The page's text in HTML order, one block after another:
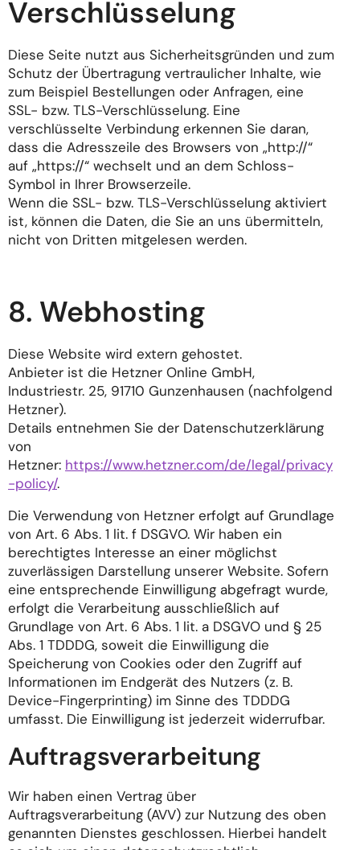
Verschlüsselung
Diese Seite nutzt aus Sicherheitsgründen und zum
Schutz der Übertragung vertraulicher Inhalte, wie
zum Beispiel Bestellungen oder Anfragen, eine
SSL- bzw. TLS-Verschlüsselung. Eine
verschlüsselte Verbindung erkennen Sie daran,
dass die Adresszeile des Browsers von „http://“
auf „https://“ wechselt und an dem Schloss-
Symbol in Ihrer Browserzeile.
Wenn die SSL- bzw. TLS-Verschlüsselung aktiviert
ist, können die Daten, die Sie an uns übermitteln,
nicht von Dritten mitgelesen werden.
8. Webhosting
Diese Website wird extern gehostet.
Anbieter ist die Hetzner Online GmbH,
Industriestr. 25, 91710 Gunzenhausen (nachfolgend
Hetzner).
Details entnehmen Sie der Datenschutzerklärung
von
Hetzner: https://www.hetzner.com/de/legal/privacy
-policy/.
Die Verwendung von Hetzner erfolgt auf Grundlage
von Art. 6 Abs. 1 lit. f DSGVO. Wir haben ein
berechtigtes Interesse an einer möglichst
zuverlässigen Darstellung unserer Website. Sofern
eine entsprechende Einwilligung abgefragt wurde,
erfolgt die Verarbeitung ausschließlich auf
Grundlage von Art. 6 Abs. 1 lit. a DSGVO und § 25
Abs. 1 TDDDG, soweit die Einwilligung die
Speicherung von Cookies oder den Zugriff auf
Informationen im Endgerät des Nutzers (z. B.
Device-Fingerprinting) im Sinne des TDDDG
umfasst. Die Einwilligung ist jederzeit widerrufbar.
Auftragsverarbeitung
Wir haben einen Vertrag über
Auftragsverarbeitung (AVV) zur Nutzung des oben
genannten Dienstes geschlossen. Hierbei handelt